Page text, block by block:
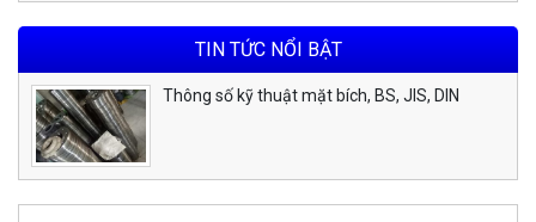
TIN TỨC NỔI BẬT
Thông số kỹ thuật mặt bích, BS, JIS, DIN